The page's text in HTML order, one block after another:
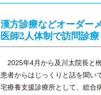
漢方診療などオーダー
医師2人体制で訪問診
2025年4月から及川太院長と
患者からはじっくりと話を聞い
宅療養支援診療所として、総合